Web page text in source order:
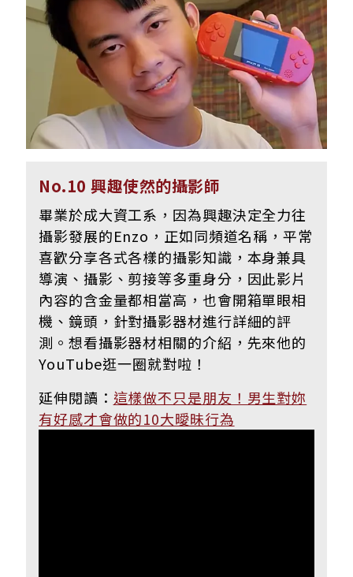
No.10 興趣使然的攝影師
畢業於成大資工系，因為興趣決定全力往
攝影發展的Enzo，正如同頻道名稱，平常
喜歡分享各式各樣的攝影知識，本身兼具
導演、攝影、剪接等多重身分，因此影片
內容的含金量都相當高，也會開箱單眼相
機、鏡頭，針對攝影器材進行詳細的評
測。想看攝影器材相關的介紹，先來他的
YouTube逛一圈就對啦！
延伸閱讀： 這樣做不只是朋友！男生對妳
有好感才會做的10大曖昧行為